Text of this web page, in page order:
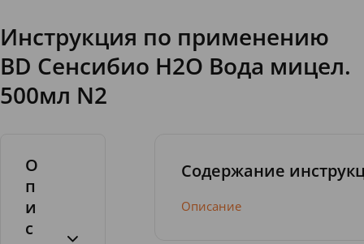
Инструкция по применению
BD Сенсибио H2O Вода мицел.
500мл N2
О
п
и
с
Содержание
Описание